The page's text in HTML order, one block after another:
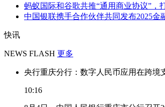
蚂蚁国际和谷歌共推“通用商业协议”，
中国银联携手合作伙伴共同发布2025金
快讯
NEWS FLASH 更多
央行重庆分行：数字人民币应用在跨境
10:16